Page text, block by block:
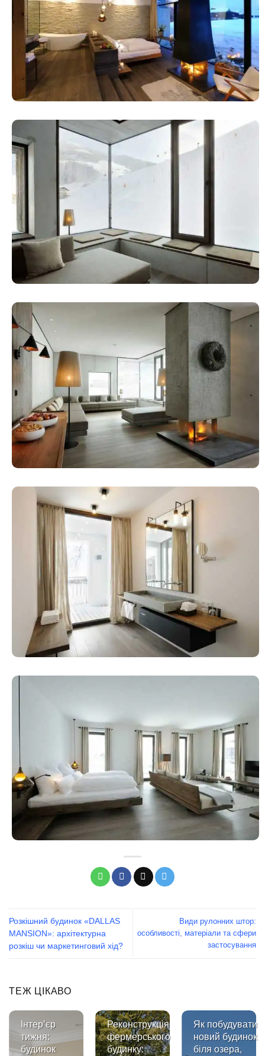
Розкішний будинок «DALLAS
MANSION»: архітектурна
розкіш чи маркетинговий хід?
Види рулонних штор:
особливості, матеріали та сфери
застосування
ТЕЖ ЦІКАВО
Інтер’єр
тижня:
будинок
Реконструкція
фермерського
будинку:
Як побудувати
новий будинок
біля озера,